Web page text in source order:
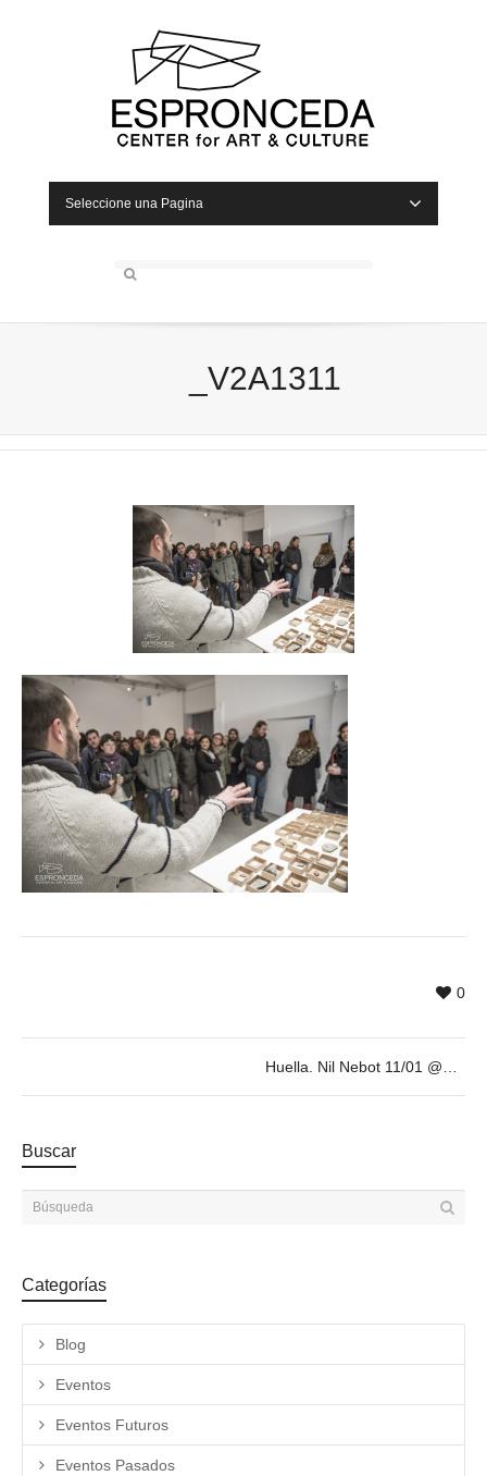
Seleccione una Pagina
_V2A1311
0
Buscar
Categorías
Blog
Eventos
Eventos Futuros
Eventos Pasados